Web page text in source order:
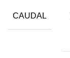
CAUDAL